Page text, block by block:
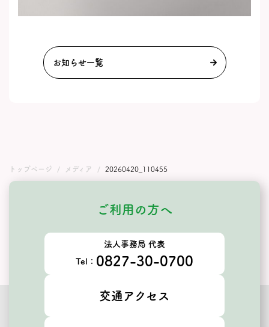
お知らせ一覧
トップページ メディア 20260420_110455
ご利用の方へ
法人事務局 代表
Tel： 0827-30-0700
交通アクセス